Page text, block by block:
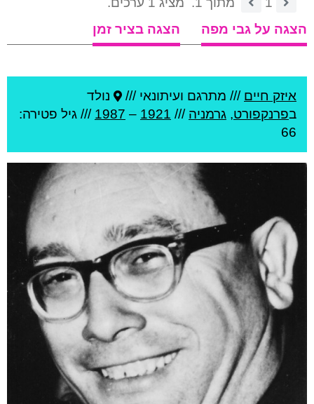
הצגה על גבי מפה
הצגה בציר זמן
איזק חיים /// מתרגם ועיתונאי ///
נולד
בפרנקפורט, גרמניה ///
1921
–
1987 /// גיל פטירה:
66